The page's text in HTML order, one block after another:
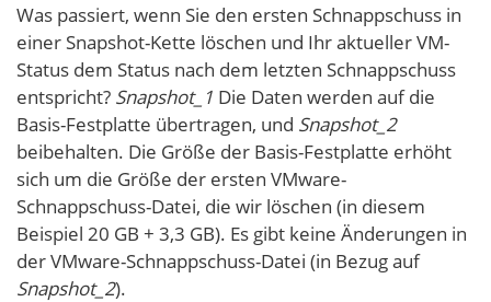
Was passiert, wenn Sie den ersten Schnappschuss in
einer Snapshot-Kette löschen und Ihr aktueller VM-
Status dem Status nach dem letzten Schnappschuss
entspricht? Snapshot_1 Die Daten werden auf die
Basis-Festplatte übertragen, und Snapshot_2
beibehalten. Die Größe der Basis-Festplatte erhöht
sich um die Größe der ersten VMware-
Schnappschuss-Datei, die wir löschen (in diesem
Beispiel 20 GB + 3,3 GB). Es gibt keine Änderungen in
der VMware-Schnappschuss-Datei (in Bezug auf
Snapshot_2).